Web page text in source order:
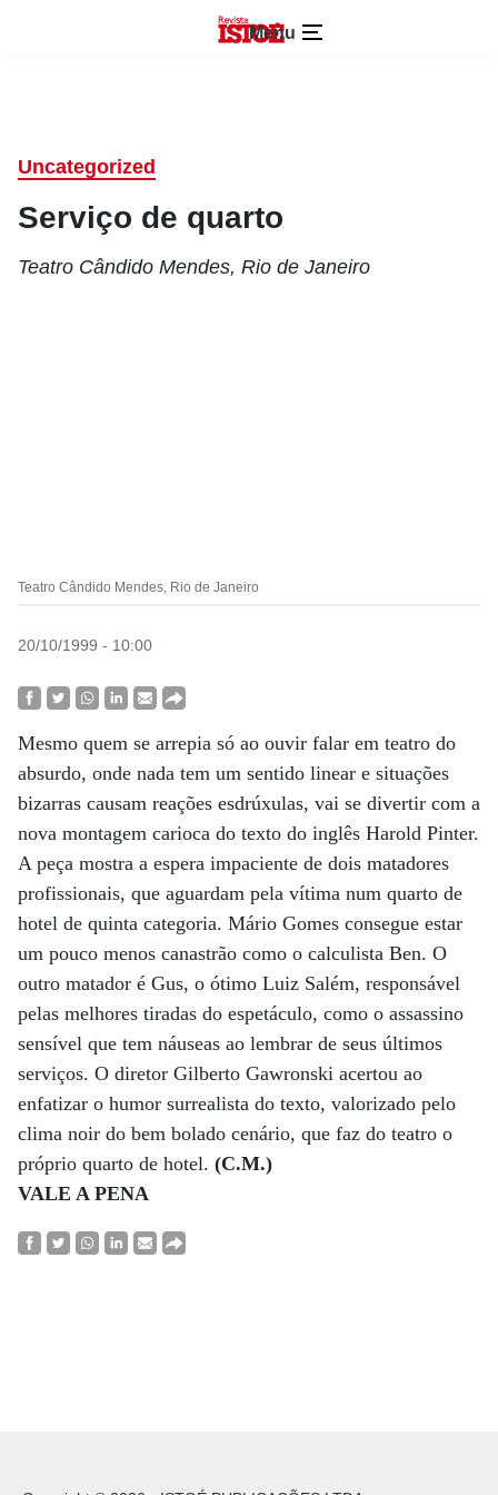
Menu
Uncategorized
Serviço de quarto
Teatro Cândido Mendes, Rio de Janeiro
Teatro Cândido Mendes, Rio de Janeiro
20/10/1999 - 10:00
Mesmo quem se arrepia só ao ouvir falar em teatro do
absurdo, onde nada tem um sentido linear e situações
bizarras causam reações esdrúxulas, vai se divertir com a
nova montagem carioca do texto do inglês Harold Pinter.
A peça mostra a espera impaciente de dois matadores
profissionais, que aguardam pela vítima num quarto de
hotel de quinta categoria. Mário Gomes consegue estar
um pouco menos canastrão como o calculista Ben. O
outro matador é Gus, o ótimo Luiz Salém, responsável
pelas melhores tiradas do espetáculo, como o assassino
sensível que tem náuseas ao lembrar de seus últimos
serviços. O diretor Gilberto Gawronski acertou ao
enfatizar o humor surrealista do texto, valorizado pelo
clima noir do bem bolado cenário, que faz do teatro o
próprio quarto de hotel. (C.M.)
VALE A PENA